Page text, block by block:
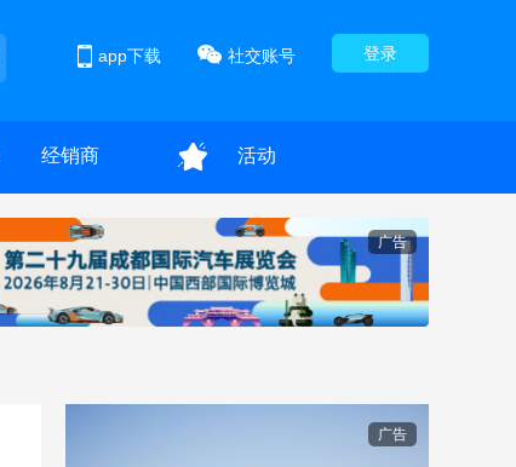
登录
社交账号
app下载
经销商 活动
广告
广告